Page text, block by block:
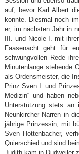
auf, bevor Karl Albert
konnte. Diesmal noch
er, im nächsten Jahr in
III. und Nicole I. mit
Faasenacht geht für
schwungvollen Rede
Minutenlange stehende
als Ordensmeister, die
Prinz Sven I. und
Medizin“ und haben
Unterstützung stets an
Neunkircher Narren in
jährige Prinzessin, mit
Sven Hottenbacher,
Quierschied und sind